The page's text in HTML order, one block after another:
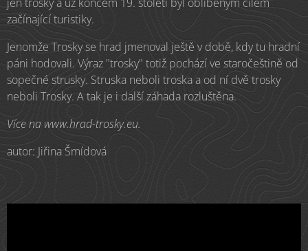
začínající turistiky.
Jenomže Trosky se hrad jmenoval ještě v době, kdy tu hradní
páni hodovali. Výraz "trosky" totiž pochází ve staročeštině od
sopečné strusky. Struska neboli troska a od ní dvě trosky
neboli Trosky. A tak je i další záhada rozluštěna.
Více na www.hrad-trosky.eu.
autor: Jiřina Šmídová